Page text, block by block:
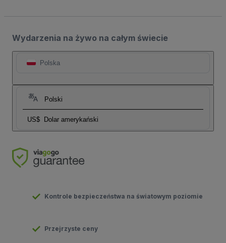
Wydarzenia na żywo na całym świecie
Polska
Polski
US$ Dolar amerykański
Kontrole bezpieczeństwa na światowym poziomie
Przejrzyste ceny